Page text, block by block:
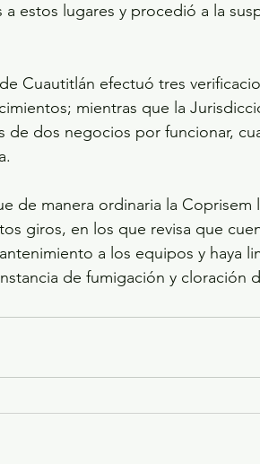
a estos lugares y procedió a la
Cuautitlán efectuó tres
mientras que la
de dos negocios por funcionar,
de manera ordinaria la Coprisem
giros, en los que revisa que
a los equipos y haya
de fumigación y cloración